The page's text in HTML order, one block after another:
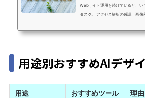
の考え方
Webサイト運用を続けていると、い
タスク。 アクセス解析の確認、画像
大きな負担になります。結果として
非効率」を見直し、 無理なく業務を
します。1. 小さなルーティン作業ほ
用途別おすすめAIデザ
用途 おすすめツール 理由